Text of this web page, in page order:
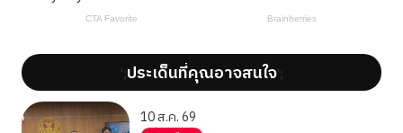
';ประเด็นที่คุณอาจสนใจ';
10 ส.ค. 69